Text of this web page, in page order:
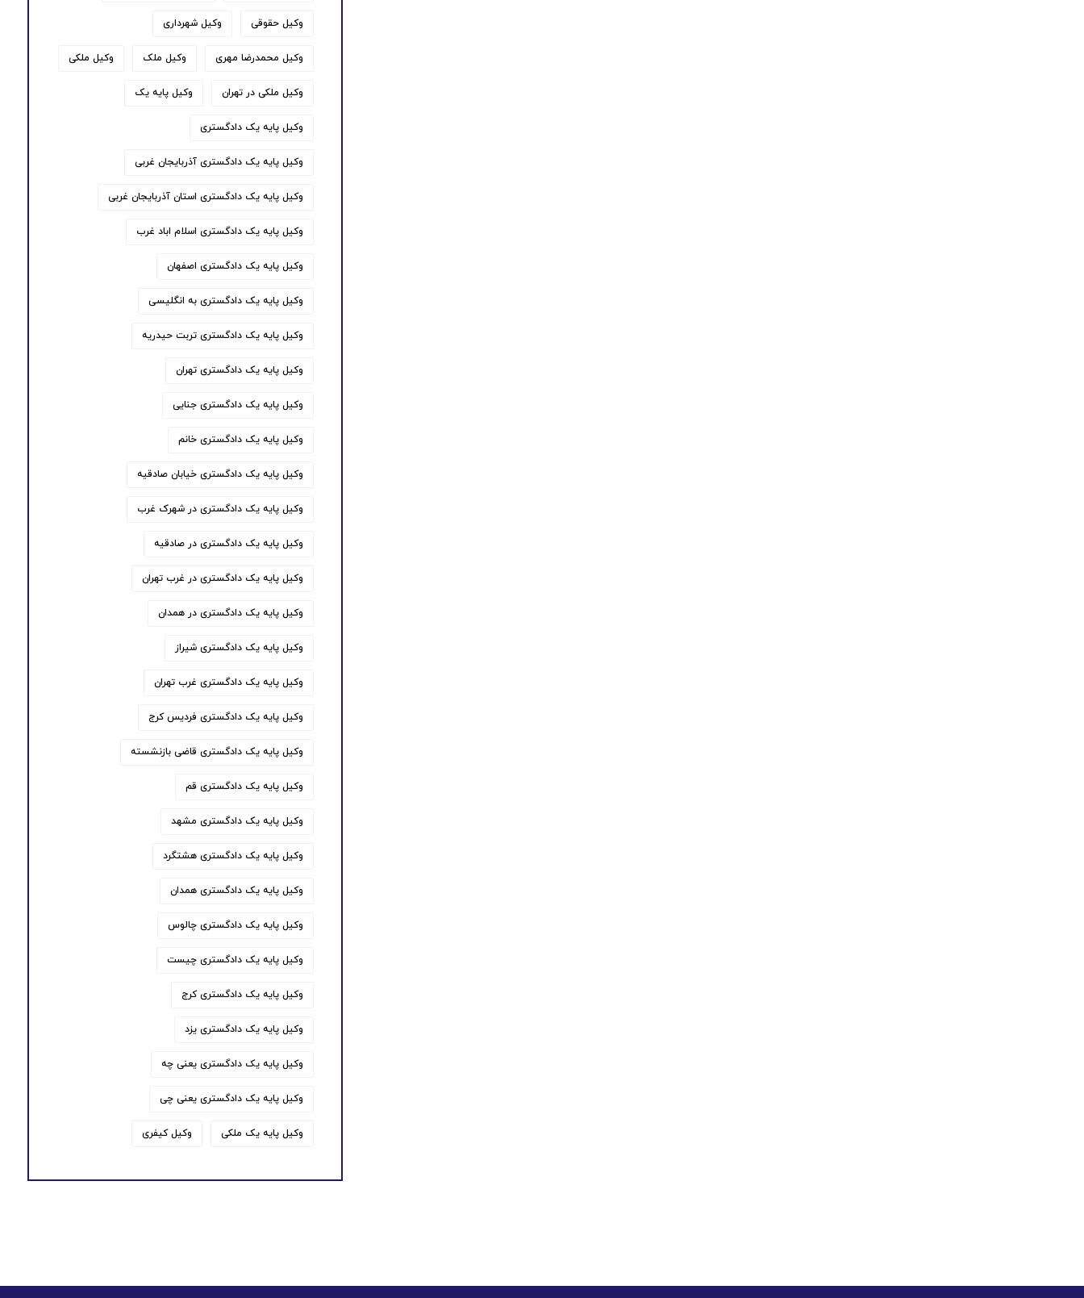
وکیل حقوقی وکیل شهرداری
وکیل محمدرضا مهری وکیل ملک وکیل ملکی
وکیل ملکی در تهران وکیل پایه یک
وکیل پایه یک دادگستری
وکیل پایه یک دادگستری آذربایجان غربی
وکیل پایه یک دادگستری استان آذربایجان غربی
وکیل پایه یک دادگستری اسلام اباد غرب
وکیل پایه یک دادگستری اصفهان
وکیل پایه یک دادگستری به انگلیسی
وکیل پایه یک دادگستری تربت حیدریه
وکیل پایه یک دادگستری تهران
وکیل پایه یک دادگستری جنایی
وکیل پایه یک دادگستری خانم
وکیل پایه یک دادگستری خیابان صادقیه
وکیل پایه یک دادگستری در شهرک غرب
وکیل پایه یک دادگستری در صادقیه
وکیل پایه یک دادگستری در غرب تهران
وکیل پایه یک دادگستری در همدان
وکیل پایه یک دادگستری شیراز
وکیل پایه یک دادگستری غرب تهران
وکیل پایه یک دادگستری فردیس کرج
وکیل پایه یک دادگستری قاضی بازنشسته
وکیل پایه یک دادگستری قم
وکیل پایه یک دادگستری مشهد
وکیل پایه یک دادگستری هشتگرد
وکیل پایه یک دادگستری همدان
وکیل پایه یک دادگستری چالوس
وکیل پایه یک دادگستری چیست
وکیل پایه یک دادگستری کرج
وکیل پایه یک دادگستری یزد
وکیل پایه یک دادگستری یعنی چه
وکیل پایه یک دادگستری یعنی چی
وکیل پایه یک ملکی وکیل کیفری